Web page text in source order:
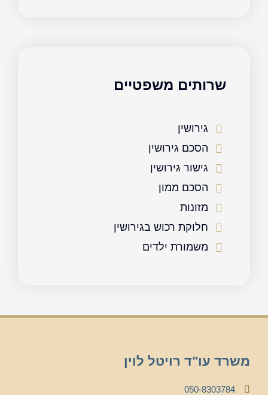
שרותים משפטיים
גירושין
הסכם גירושין
גישור גירושין
הסכם ממון
מזונות
חלוקת רכוש בגירושין
משמורת ילדים
משרד עו"ד רויטל לוין
050-8303784